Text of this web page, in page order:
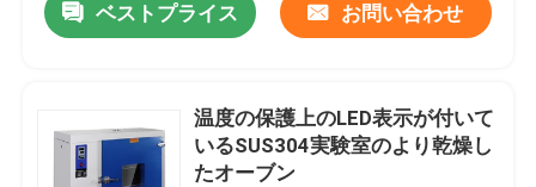
ベストプライス お問い合わせ
温度の保護上のLED表示が付いて
いるSUS304実験室のより乾燥し
たオーブン